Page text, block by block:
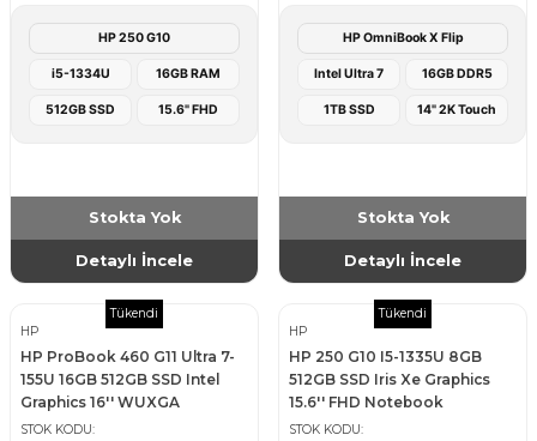
HP 250 G10
i5-1334U 16GB RAM
512GB SSD 15.6" FHD
Stokta Yok
Detaylı İncele
HP OmniBook X Flip
Intel Ultra 7 16GB DDR5
1TB SSD 14" 2K Touch
Stokta Yok
Detaylı İncele
Tükendi
HP
HP ProBook 460 G11 Ultra 7-
155U 16GB 512GB SSD Intel
Graphics 16'' WUXGA
Notebook
STOK KODU
Tükendi
HP
HP 250 G10 I5-1335U 8GB
512GB SSD Iris Xe Graphics
15.6'' FHD Notebook
STOK KODU